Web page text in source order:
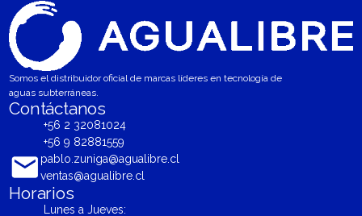
Somos el distribuidor oficial de marcas líderes en tecnología de
aguas subterráneas.
Contáctanos
+56 2 32081024
+56 9 82881559
pablo.zuniga@agualibre.cl
ventas@agualibre.cl
Horarios
Lunes a Jueves: